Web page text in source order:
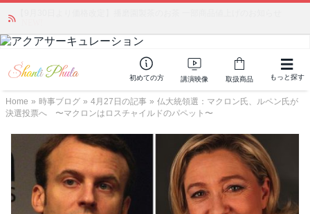
初めての方 講演映像 取扱商品 もっと探す
Home » 時事ブログ » 4月27日の記事 » 仏大統領選：マクロン氏、ルペン氏が
決選投票へ 〜マクロンはロスチャイルドのパペット〜